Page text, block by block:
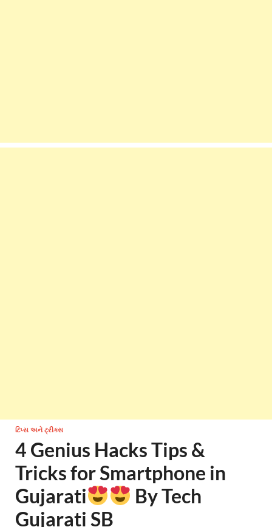
ટિપ્સ અને ટ્રીક્સ
4 Genius Hacks Tips &
Tricks for Smartphone in
Gujarati
By Tech
Gujarati SB